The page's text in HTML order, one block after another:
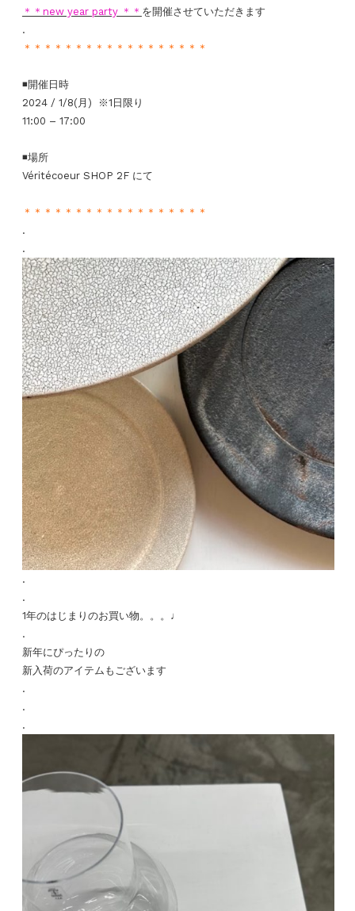
＊＊new year party ＊＊ を開催させていただきます
.
＊＊＊＊＊＊＊＊＊＊＊＊＊＊＊＊＊＊
◾️開催日時
2024 / 1/8( 月 ) ※1 日限り
11:00 – 17:00
◾️場所
Véritécoeur SHOP 2F にて
＊＊＊＊＊＊＊＊＊＊＊＊＊＊＊＊＊＊
.
.
.
.
1年のはじまりのお買い物。。。♩
.
新年にぴったりの
新入荷のアイテムもございます
.
.
.